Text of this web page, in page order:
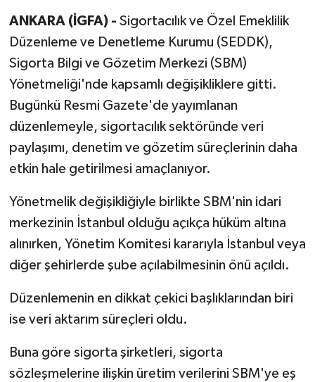
ANKARA (İGFA) - Sigortacılık ve Özel Emeklilik
Düzenleme ve Denetleme Kurumu (SEDDK),
Sigorta Bilgi ve Gözetim Merkezi (SBM)
Yönetmeliği'nde kapsamlı değişikliklere gitti.
Bugünkü Resmi Gazete'de yayımlanan
düzenlemeyle, sigortacılık sektöründe veri
paylaşımı, denetim ve gözetim süreçlerinin daha
etkin hale getirilmesi amaçlanıyor.
Yönetmelik değişikliğiyle birlikte SBM'nin idari
merkezinin İstanbul olduğu açıkça hüküm altına
alınırken, Yönetim Komitesi kararıyla İstanbul veya
diğer şehirlerde şube açılabilmesinin önü açıldı.
Düzenlemenin en dikkat çekici başlıklarından biri
ise veri aktarım süreçleri oldu.
Buna göre sigorta şirketleri, sigorta
sözleşmelerine ilişkin üretim verilerini SBM'ye eş